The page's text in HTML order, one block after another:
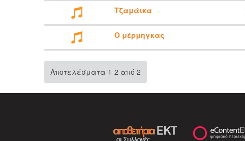
Τζαμάικα
Ο μέρμηγκας
Αποτελέσματα 1-2 από 2